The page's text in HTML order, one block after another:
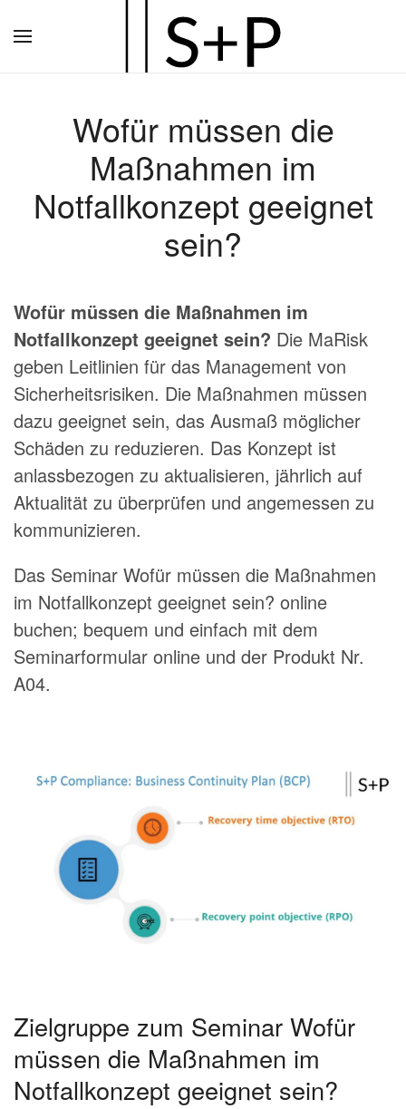
Hauptinhalt
Wofür müssen die
Maßnahmen im
Notfallkonzept geeignet
sein?
Wofür müssen die Maßnahmen im
Notfallkonzept geeignet sein? Die MaRisk
geben Leitlinien für das Management von
Sicherheitsrisiken. Die Maßnahmen müssen
dazu geeignet sein, das Ausmaß möglicher
Schäden zu reduzieren. Das Konzept ist
anlassbezogen zu aktualisieren, jährlich auf
Aktualität zu überprüfen und angemessen zu
kommunizieren.
Das Seminar Wofür müssen die Maßnahmen
im Notfallkonzept geeignet sein? online
buchen; bequem und einfach mit dem
Seminarformular online und der Produkt Nr.
A04.
Zielgruppe zum Seminar Wofür
müssen die Maßnahmen im
Notfallkonzept geeignet sein?